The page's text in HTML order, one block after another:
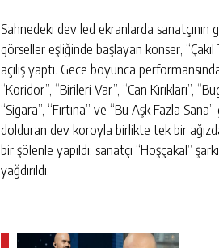
Sahnedeki dev led ekranlarda sanatçının
görseller eşliğinde başlayan konser, “Çakıl
açılış yaptı. Gece boyunca
“Koridor”, “Birileri Var”, “Can Kırıkları”,
“Sigara”, “Fırtına” ve “Bu Aşk Fazla
dolduran dev koroyla birlikte tek bir
bir şölenle yapıldı; sanatçı “Hoşçakal”
yağdırıldı.